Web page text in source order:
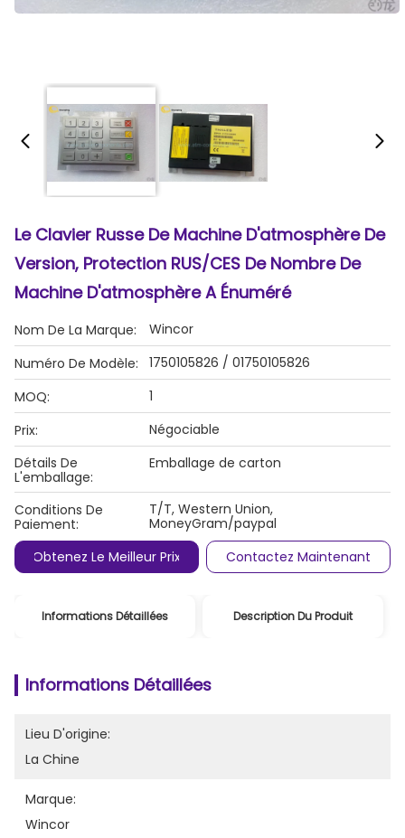
Le Clavier Russe De Machine D'atmosphère De
Version, Protection RUS/CES De Nombre De
Machine D'atmosphère A Énuméré
Nom De La Marque:
Wincor
Numéro De Modèle:
1750105826 / 01750105826
MOQ:
1
Prix:
Négociable
Détails De
L'emballage:
Emballage de carton
Conditions De
Paiement:
T/T, Western Union,
MoneyGram/paypal
Obtenez Le Meilleur Prix
Contactez Maintenant
Informations Détaillées Description Du Produit
Informations Détaillées
Lieu D'origine:
La Chine
Marque:
Wincor